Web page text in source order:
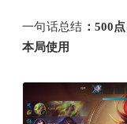
一句话总结 ：500
本局使用